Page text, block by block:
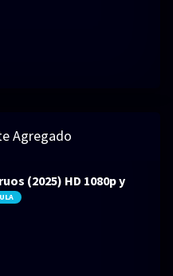
Agregado
(2025) HD 1080p y